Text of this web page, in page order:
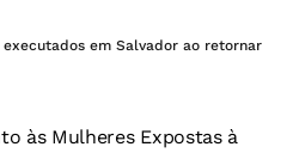
executados em Salvador ao retornar
às Mulheres Expostas à